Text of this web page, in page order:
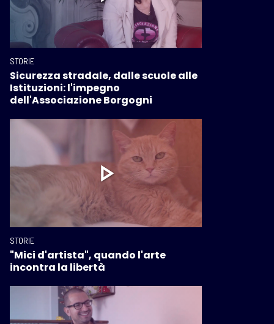
STORIE
Sicurezza stradale, dalle scuole alle
Istituzioni: l'impegno
dell'Associazione Borgogni
STORIE
"Mici d'artista", quando l'arte
incontra la libertà